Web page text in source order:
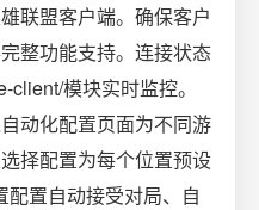
联盟客户端。确保客户
整功能支持。连接状态
模块实时监控。
动化配置页面为不同游
择配置为每个位置预设
置自动接受对局、自